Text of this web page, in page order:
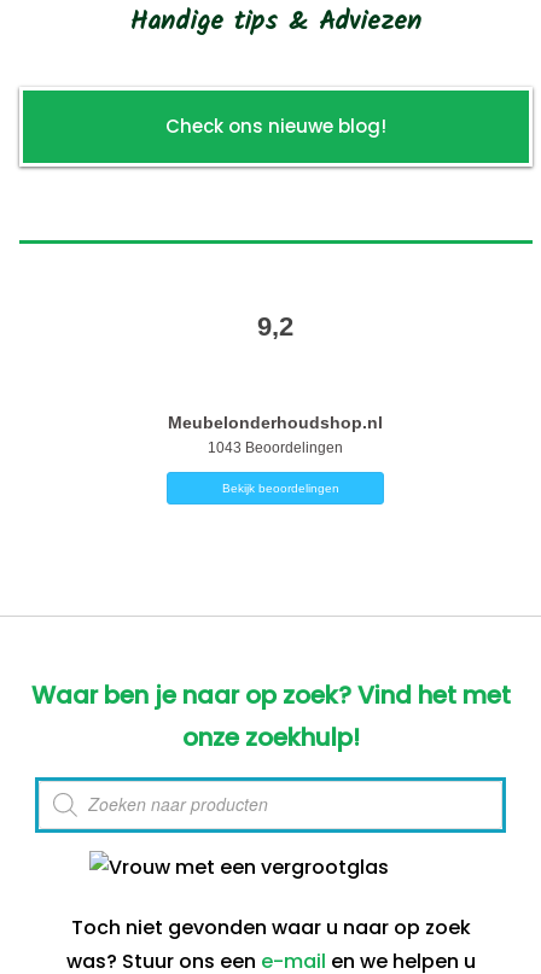
Handige tips & Adviezen
Check ons nieuwe blog!
9,2
Meubelonderhoudshop.nl
1043 Beoordelingen
Bekijk beoordelingen
Waar ben je naar op zoek? Vind het met
onze zoekhulp!
Producten
zoeken
Toch niet gevonden waar u naar op zoek
was? Stuur ons een e-mail en we helpen u